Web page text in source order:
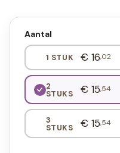
Aantal
1 STUK € 16,02
2
STUKS € 15,54
3
STUKS € 15,54